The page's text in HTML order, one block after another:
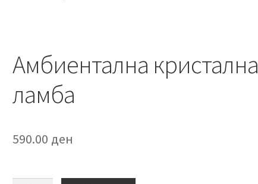
Амбиентална кристална
ламба
590.00 ден